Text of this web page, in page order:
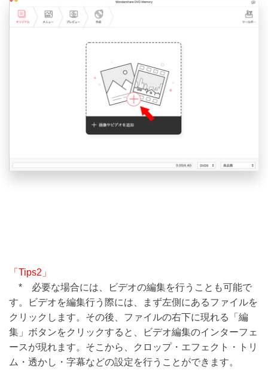
「Tips2」
* 必要な場合には、ビデオの編集を行うことも可能で
す。ビデオを編集行う際には、まず左側にあるファイルを
クリックします。その後、ファイルの右下に現れる「編
集」ボタンをクリックすると、ビデオ編集のインターフェ
ースが現れます。そこから、クロップ・エフェクト・トリ
ム・透かし・字幕などの設定を行うことができます。